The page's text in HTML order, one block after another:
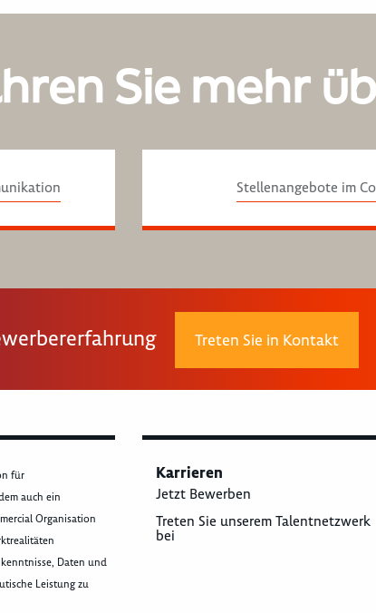
Sie mehr
Stellenangebote im
Treten Sie in Kontakt
für
auch ein
Organisation
Daten und
Leistung zu
Karrieren
Jetzt Bewerben
Treten Sie unserem Talentnetzwerk
bei